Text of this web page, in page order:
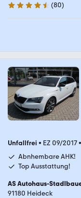
4.3 Sterne
(80)
Unfallfrei • EZ 09/2017•
Abnhembare AHK!
Top Ausstattung!
AS Autohaus-
91180 Heideck